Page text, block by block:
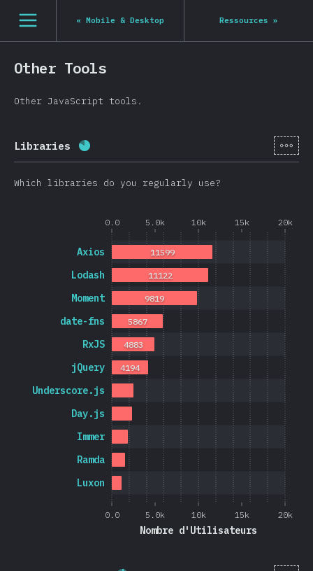
[fr-FR] general.open_nav
« Mobile & Desktop Ressources »
Other Tools
Other JavaScript tools.
Libraries Progression: [fr-
Which libraries do you regularly use?
0.0 5.0k 10k 15k 20k
0.0 5.0k 10k 15k 20k
Nombre d'Utilisateurs
Luxon
Ramda
Immer
Day.js
Underscore.js
jQuery
RxJS
date-fns
Moment
Lodash
Axios
4194
4883
5867
9819
11122
11599